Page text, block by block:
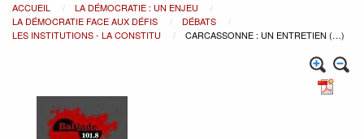
ACCUEIL
LA DÉMOCRATIE : UN ENJEU
LA DÉMOCRATIE FACE AUX DÉFIS
DÉBATS
LES INSTITUTIONS - LA CONSTITU
CARCASSONNE : UN ENTRETIEN (…)